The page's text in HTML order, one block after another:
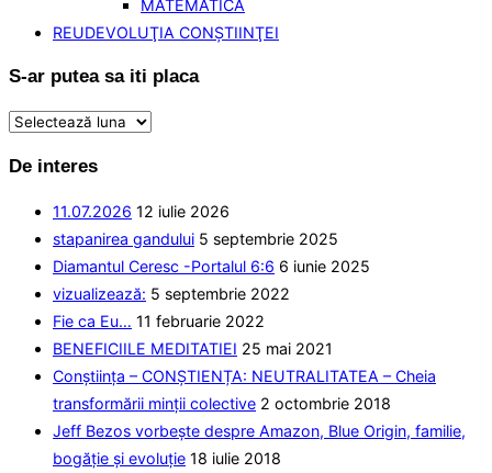
MATEMATICA
REUDEVOLUŢIA CONŞTIINŢEI
S-ar putea sa iti placa
S-
putea
De interes
11.07.2026 12 iulie 2026
stapanirea gandului 5 septembrie 2025
Diamantul Ceresc -Portalul 6:6 6 iunie 2025
vizualizează: 5 septembrie 2022
Fie ca Eu… 11 februarie 2022
BENEFICIILE MEDITATIEI 25 mai 2021
Conștiința – CONȘTIENȚA: NEUTRALITATEA – Cheia
transformării minții colective 2 octombrie 2018
Jeff Bezos vorbește despre Amazon, Blue Origin, familie,
bogăție și evoluție 18 iulie 2018